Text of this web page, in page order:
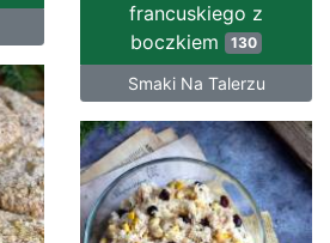
francuskiego z
boczkiem
130
Smaki Na Talerzu